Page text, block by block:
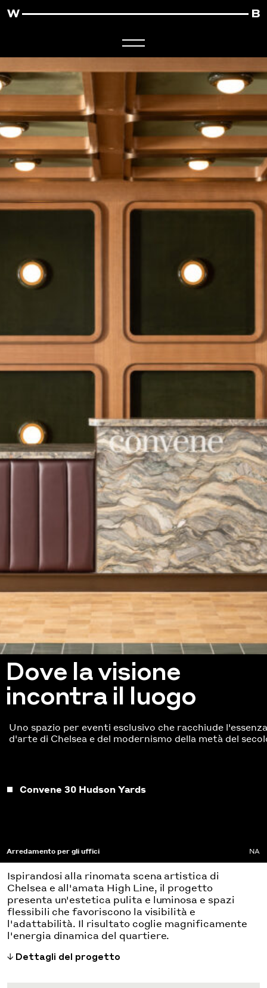
Dove la visione
incontra il luogo
Uno spazio per eventi esclusivo che racchiude
d'arte di Chelsea e del modernismo della metà del
Convene 30 Hudson Yards
Arredamento per gli uffici NA
Ispirandosi alla rinomata scena artistica di
Chelsea e all'amata High Line, il progetto
presenta un'estetica pulita e luminosa e spazi
flessibili che favoriscono la visibilità e
l'adattabilità. Il risultato coglie magnificamente
l'energia dinamica del quartiere.
Dettagli del progetto